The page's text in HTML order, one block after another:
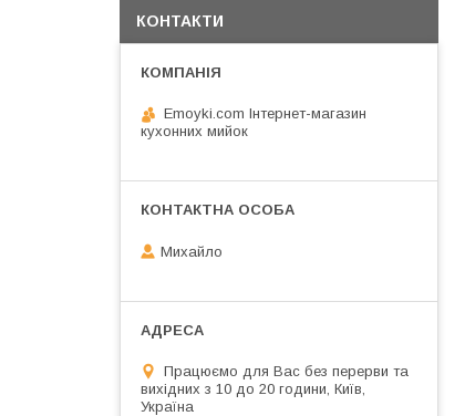
КОНТАКТИ
Emoyki.com Інтернет-магазин
кухонних мийок
Михайло
Працюємо для Вас без перерви та
вихідних з 10 до 20 години, Київ,
Україна